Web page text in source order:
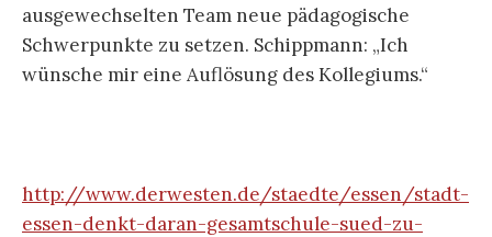
ausgewechselten Team neue pädagogische
Schwerpunkte zu setzen. Schippmann: „Ich
wünsche mir eine Auflösung des Kollegiums.“
http://www.derwesten.de/staedte/essen/stadt-
essen-denkt-daran-gesamtschule-sued-zu-